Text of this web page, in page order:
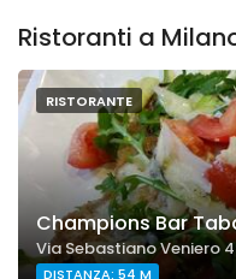
Ristoranti a
RISTORANTE
Champions Bar
Via Sebastiano Veniero
DISTANZA: 54 M